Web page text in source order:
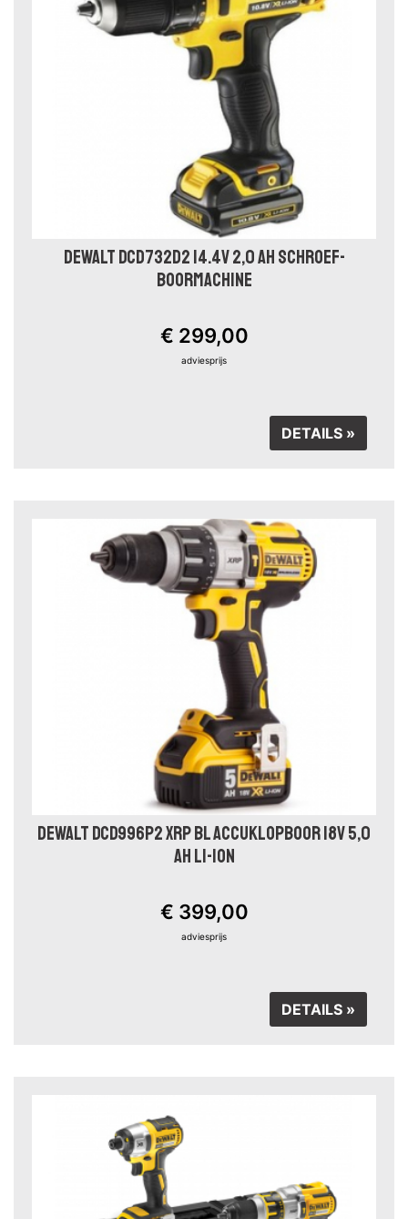
DEWALT DCD732D2 14.4V 2,0 AH SCHROEF-
BOORMACHINE
€ 299,00
adviesprijs
DETAILS »
DEWALT DCD996P2 XRP BL ACCUKLOPBOOR 18V 5,0
AH LI-ION
€ 399,00
adviesprijs
DETAILS »